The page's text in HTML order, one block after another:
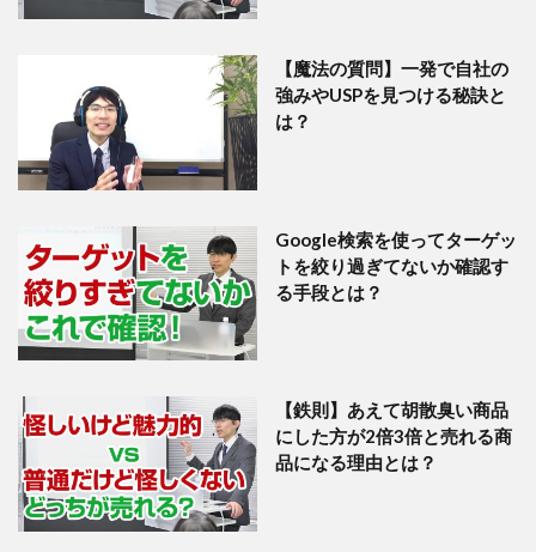
【魔法の質問】一発で自社の
強みやUSPを見つける秘訣と
は？
Google検索を使ってターゲッ
トを絞り過ぎてないか確認す
る手段とは？
【鉄則】あえて胡散臭い商品
にした方が2倍3倍と売れる商
品になる理由とは？